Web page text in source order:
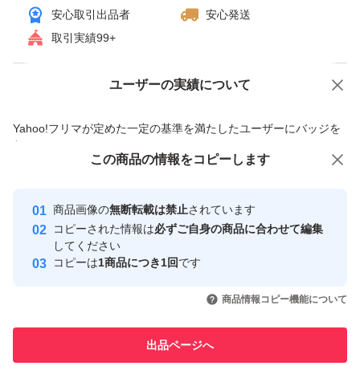
安心取引出品者
安心発送
取引実績99+
ユーザーの実績について
Yahoo!フリマが定めた一定の基準を満たしたユーザーにバッジを
付与しています
安心取引出品者
心・安全なユーザーです
取引実績
引を完了させた実績があります
での取引実績があります
価格の相談 商品への質問
この商品の情報をコピーします
商品画像の無断転載は禁止されています
コピーされた情報は必ずご自身の商品に合わせて編集
してください
コピーは1商品につき1回です
商品情報コピー機能について
出品ページへ
この商品をみている人にオススメ